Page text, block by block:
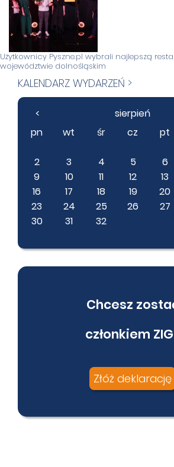
Użytkownicy Pyszne.pl wybrali najlepszą
województwie dolnośląskim
KALENDARZ WYDARZEŃ >
< sierpień
pn
wt śr cz pt
2
3 4 5 6
9
10 11 12 13
16
17 18 19 20
23
24 25 26 27
30
31 32
Chcesz
członkiem
Złóż deklarację